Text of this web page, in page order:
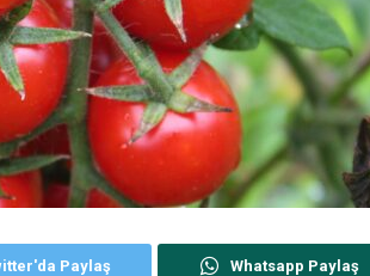
Paylaş Whatsapp Paylaş